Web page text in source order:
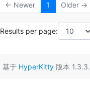
← Newer 1 Older →
Results per page:
基于 HyperKitty 版本 1.3.3.